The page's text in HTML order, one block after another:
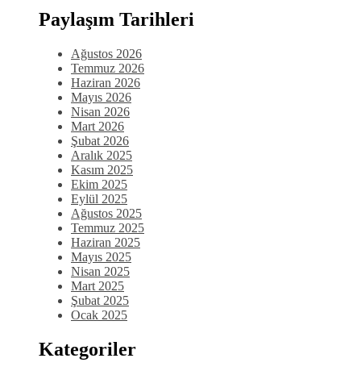
Paylaşım Tarihleri
Ağustos 2026
Temmuz 2026
Haziran 2026
Mayıs 2026
Nisan 2026
Mart 2026
Şubat 2026
Aralık 2025
Kasım 2025
Ekim 2025
Eylül 2025
Ağustos 2025
Temmuz 2025
Haziran 2025
Mayıs 2025
Nisan 2025
Mart 2025
Şubat 2025
Ocak 2025
Kategoriler